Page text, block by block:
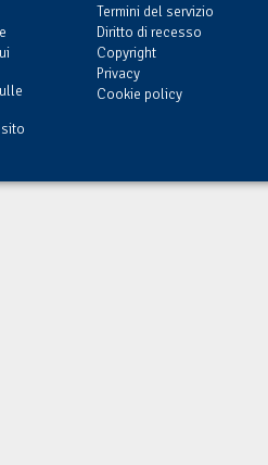
Termini del servizio
Diritto di recesso
Copyright
Privacy
Cookie policy